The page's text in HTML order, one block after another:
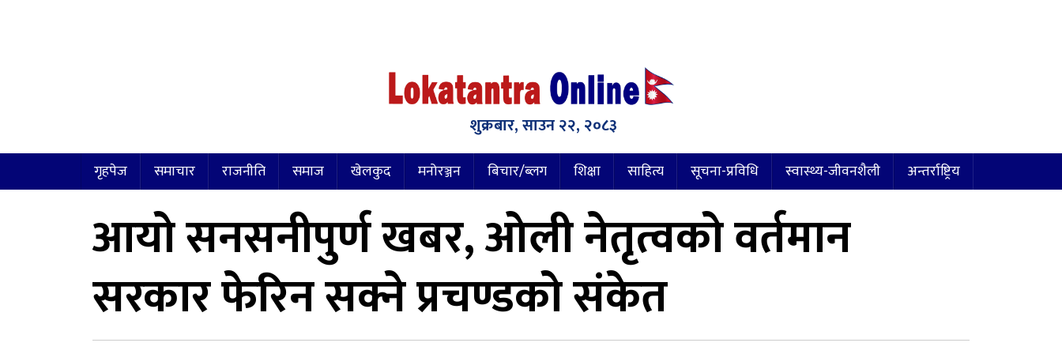
शुक्रबार, साउन २२, २०८३
गृहपेज समाचार राजनीति समाज खेलकुद मनोरञ्जन बिचार/ब्लग शिक्षा साहित्य सूचना-प्रविधि स्वास्थ्य-जीवनशैली अन्तर्राष्ट्रिय
आयो सनसनीपुर्ण खबर, ओली नेतृत्वको वर्तमान
सरकार फेरिन सक्ने प्रचण्डको संकेत